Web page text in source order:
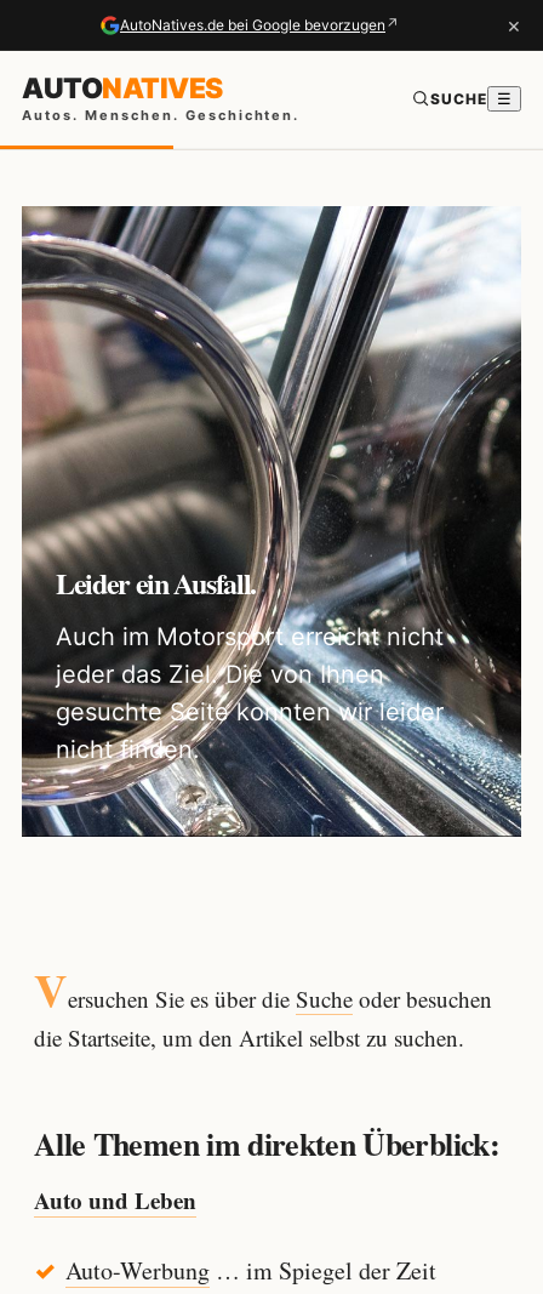
AutoNatives.de bei Google bevorzugen ↗ ×
AUTONATIVES
Autos. Menschen. Geschichten.
SUCHE ☰
Leider ein Ausfall.
Auch im Motorsport erreicht nicht
jeder das Ziel. Die von Ihnen
gesuchte Seite konnten wir leider
nicht finden.
Versuchen Sie es über die Sucheoder besuchen
die Startseite, um den Artikel selbst zu suchen.
Alle Themen im direkten Überblick:
Auto und Leben
Auto-Werbung… im Spiegel der Zeit